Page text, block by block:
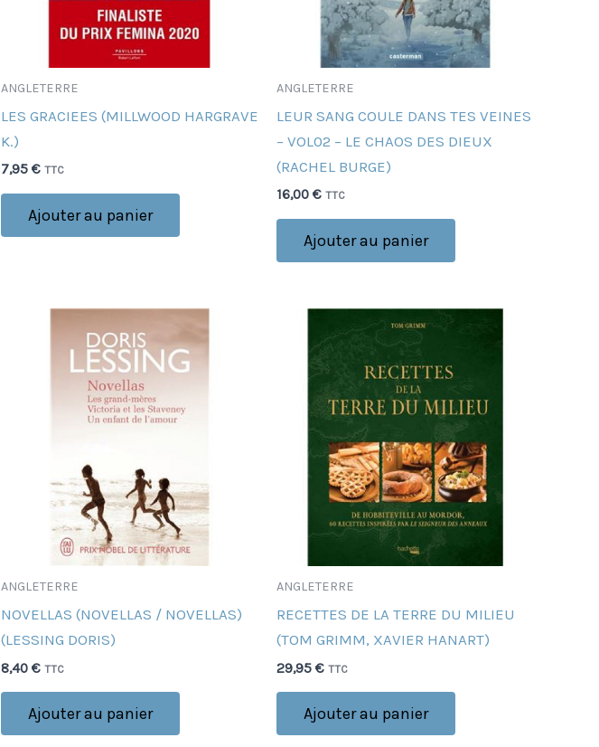
ANGLETERRE
LES GRACIEES (MILLWOOD HARGRAVE
K.)
7,95 € TTC
Ajouter au panier
ANGLETERRE
LEUR SANG COULE DANS TES VEINES
– VOL02 – LE CHAOS DES DIEUX
(RACHEL BURGE)
16,00 € TTC
Ajouter au panier
ANGLETERRE
NOVELLAS (NOVELLAS / NOVELLAS)
(LESSING DORIS)
8,40 € TTC
Ajouter au panier
ANGLETERRE
RECETTES DE LA TERRE DU MILIEU
(TOM GRIMM, XAVIER HANART)
29,95 € TTC
Ajouter au panier